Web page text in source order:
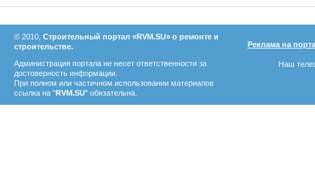
© 2010, Строительный портал «RVM.SU» о ремонте и
строительстве.
Администрация портала не несет ответственности за
достоверность информации.
При полном или частичном использовании материалов
ссылка на "RVM.SU" обязательна.
Реклама на
Наш